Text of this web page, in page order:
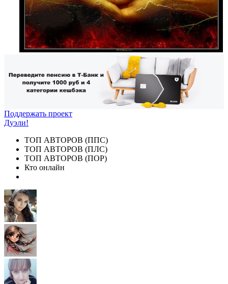
Поддержать проект
Дуэли!
ТОП АВТОРОВ (ППС)
ТОП АВТОРОВ (ПЛС)
ТОП АВТОРОВ (ПОР)
Кто онлайн